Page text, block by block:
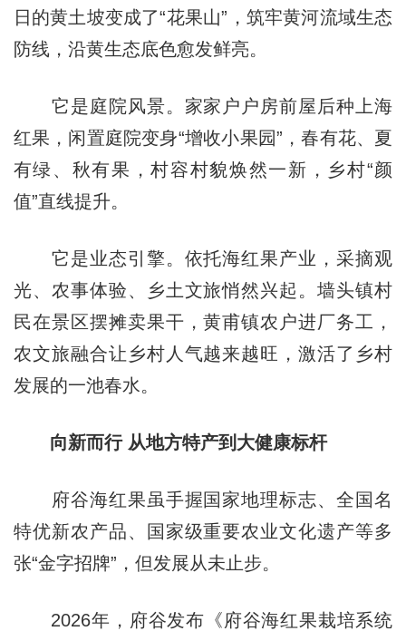
日的黄土坡变成了“花果山”，筑牢黄河流域生态
防线，沿黄生态底色愈发鲜亮。
它是庭院风景。家家户户房前屋后种上海
红果，闲置庭院变身“增收小果园”，春有花、夏
有绿、秋有果，村容村貌焕然一新，乡村“颜
值”直线提升。
它是业态引擎。依托海红果产业，采摘观
光、农事体验、乡土文旅悄然兴起。墙头镇村
民在景区摆摊卖果干，黄甫镇农户进厂务工，
农文旅融合让乡村人气越来越旺，激活了乡村
发展的一池春水。
向新而行 从地方特产到大健康标杆
府谷海红果虽手握国家地理标志、全国名
特优新农产品、国家级重要农业文化遗产等多
张“金字招牌”，但发展从未止步。
2026年，府谷发布《府谷海红果栽培系统